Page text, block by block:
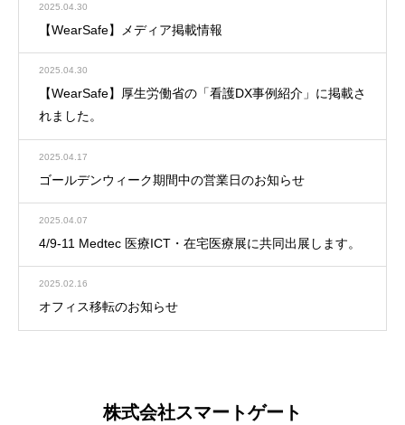
2025.04.30
【WearSafe】メディア掲載情報
2025.04.30
【WearSafe】厚生労働省の「看護DX事例紹介」に掲載さ
れました。
2025.04.17
ゴールデンウィーク期間中の営業日のお知らせ
2025.04.07
4/9-11 Medtec 医療ICT・在宅医療展に共同出展します。
2025.02.16
オフィス移転のお知らせ
株式会社スマートゲート